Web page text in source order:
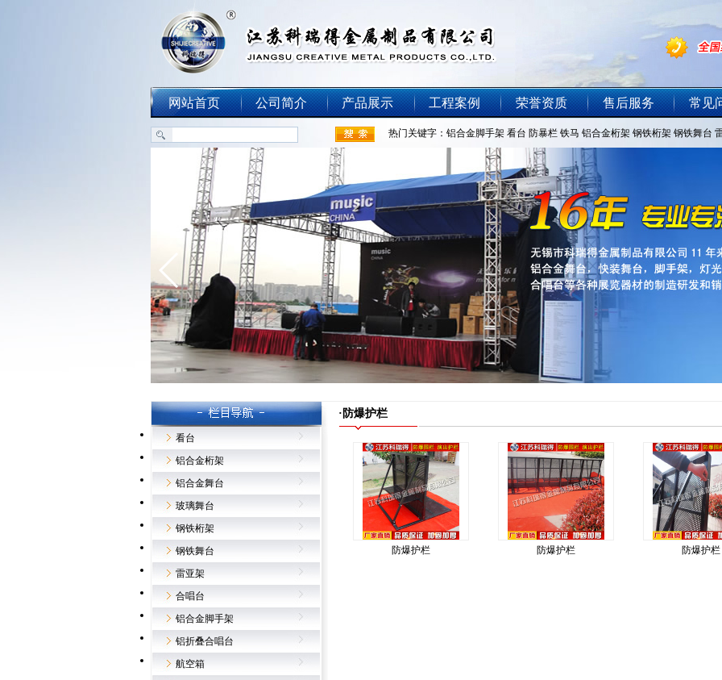
网站首页 公司简介 产品展示 工程案例 荣誉资质 售后服务 常见
热门关键字： 铝合金脚手架 看台 防暴栏 铁马 铝合金桁架 钢铁桁架 钢铁舞台
看台
铝合金桁架
铝合金舞台
玻璃舞台
钢铁桁架
钢铁舞台
雷亚架
合唱台
铝合金脚手架
铝折叠合唱台
航空箱
·防爆护栏
防爆护栏 防爆护栏 防爆护栏